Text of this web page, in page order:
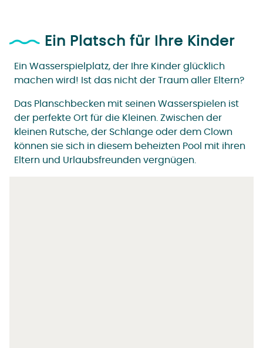
Ein Platsch für Ihre Kinder
Ein Wasserspielplatz, der Ihre Kinder glücklich
machen wird! Ist das nicht der Traum aller Eltern?
Das Planschbecken mit seinen Wasserspielen ist
der perfekte Ort für die Kleinen. Zwischen der
kleinen Rutsche, der Schlange oder dem Clown
können sie sich in diesem beheizten Pool mit ihren
Eltern und Urlaubsfreunden vergnügen.